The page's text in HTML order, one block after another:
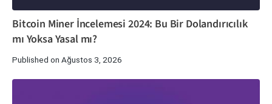
Bitcoin Miner İncelemesi 2024: Bu Bir Dolandırıcılık
mı Yoksa Yasal mı?
Published on Ağustos 3, 2026